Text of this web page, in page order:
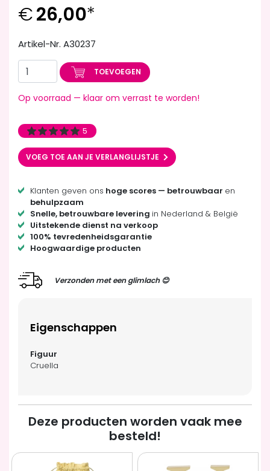
€26,00*
Artikel-Nr. A30237
TOEVOEGEN
Op voorraad — klaar om verrast te worden!
5
VOEG TOE AAN JE VERLANGLIJSTJE
Klanten geven ons hoge scores — betrouwbaar en
behulpzaam
Snelle, betrouwbare levering in Nederland & België
Uitstekende dienst na verkoop
100% tevredenheidsgarantie
Hoogwaardige producten
Verzonden met een glimlach 😊
Eigenschappen
Cruella
Deze producten worden vaak mee
besteld!